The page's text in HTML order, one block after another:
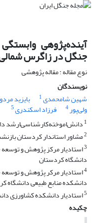
آینده‌پژوهی
جنگل در زاگرس
نوع مقاله : مقاله پژوهشی
نویسندگان
شهین شامحمدی1 بایزید
ولی‌پور4 فرزاد اسکندری5
1دانش‌اموخته‌کارشناسی‌ارشد
2مشاور استاندار کردستان
3استادیار مرکز پژوهش و
دانشگاه کردستان
4استادیار مرکر پژوهش و
دانشکده منابع طبیعی دانشگاه
5استادیار دانشکده کشاورزی
چکیده